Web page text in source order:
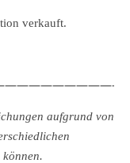
verkauft.
aufgrund von